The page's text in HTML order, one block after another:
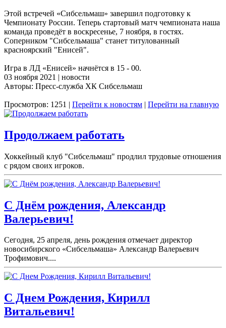
Этой встречей «Сибсельмаш» завершил подготовку к
Чемпионату России. Теперь стартовый матч чемпионата наша
команда проведёт в воскресенье, 7 ноября, в гостях.
Соперником "Сибсельмаша" станет титулованный
красноярский "Енисей".
Игра в ЛД «Енисей» начнётся в 15 - 00.
03 ноября 2021 | новости
Авторы: Пресс-служба ХК Сибсельмаш
Просмотров: 1251 | Перейти к новостям | Перейти на главную
Продолжаем работать
Хоккейный клуб "Сибсельмаш" продлил трудовые отношения
с рядом своих игроков.
С Днём рождения, Александр
Валерьевич!
Сегодня, 25 апреля, день рождения отмечает директор
новосибирского «Сибсельмаша» Александр Валерьевич
Трофимович....
С Днем Рождения, Кирилл
Витальевич!